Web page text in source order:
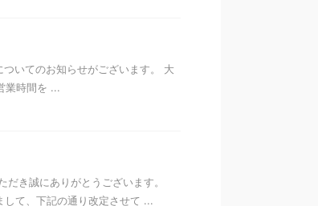
いてのお知らせがございます。 大
業時間を ...
き誠にありがとうございます。
して、下記の通り改定させて ...